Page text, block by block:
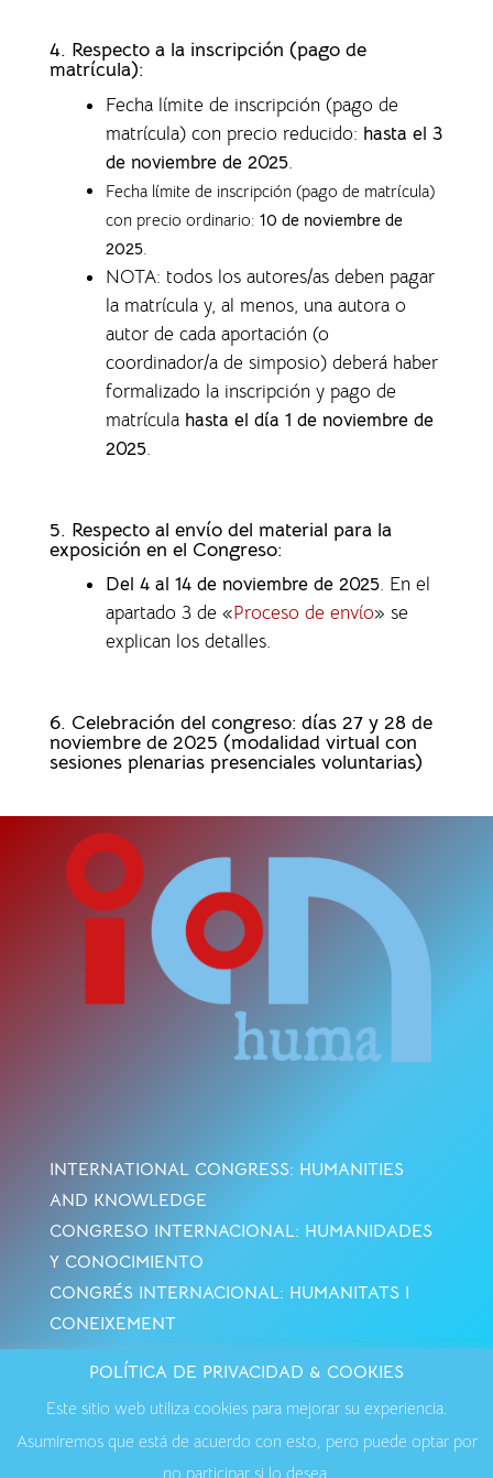
4. Respecto a la inscripción (pago de
matrícula):
Fecha límite de inscripción (pago de
matrícula) con precio reducido: hasta el 3
de noviembre de 2025.
Fecha límite de inscripción (pago de matrícula)
con precio ordinario: 10 de noviembre de
2025.
NOTA: todos los autores/as deben pagar
la matrícula y, al menos, una autora o
autor de cada aportación (o
coordinador/a de simposio) deberá haber
formalizado la inscripción y pago de
matrícula hasta el día 1 de noviembre de
2025.
5. Respecto al envío del material para la
exposición en el Congreso:
Del 4 al 14 de noviembre de 2025. En el
apartado 3 de «Proceso de envío» se
explican los detalles.
6. Celebración del congreso: días 27 y 28 de
noviembre de 2025 (modalidad virtual con
sesiones plenarias presenciales voluntarias)
INTERNATIONAL CONGRESS: HUMANITIES
AND KNOWLEDGE
CONGRESO INTERNACIONAL: HUMANIDADES
Y CONOCIMIENTO
CONGRÉS INTERNACIONAL: HUMANITATS I
CONEIXEMENT
Privacidad·Contactar
POLÍTICA DE PRIVACIDAD & COOKIES
Este sitio web utiliza cookies para mejorar su experiencia.
Asumiremos que está de acuerdo con esto, pero puede optar por
no participar si lo desea.